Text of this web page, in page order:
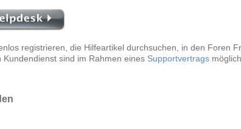
registrieren, die Hilfeartikel durchsuchen, in den Foren
sind im Rahmen eines Supportvertrags möglich.